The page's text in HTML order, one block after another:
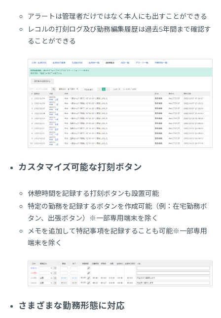
アラートは管理者だけではなく本人にも出すことができる
レコルの打刻ログ及び勤務編集履歴は過去5年間まで確認す
ることができる
カスタマイズ可能な打刻ボタン
休憩時間を記録する打刻ボタンも設置可能
特定の勤務を記録するボタンを作成可能（例：在宅勤務ボ
タン、出張ボタン）※一部専用端末を除く
メモを追加して特記事項を記録することも可能※一部専用
端末を除く
さまざまな勤務形態に対応